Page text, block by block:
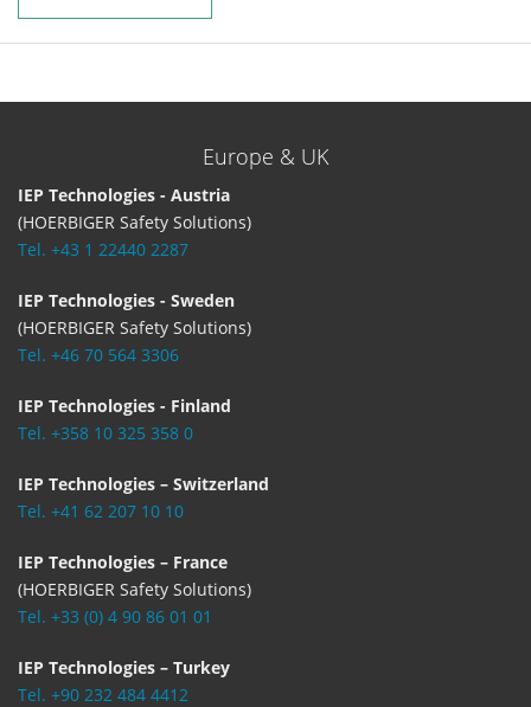
Europe & UK
IEP Technologies - Austria
(HOERBIGER Safety Solutions)
Tel. +43 1 22440 2287
IEP Technologies - Sweden
(HOERBIGER Safety Solutions)
Tel. +46 70 564 3306
IEP Technologies - Finland
Tel. +358 10 325 358 0
IEP Technologies – Switzerland
Tel. +41 62 207 10 10
IEP Technologies – France
(HOERBIGER Safety Solutions)
Tel. +33 (0) 4 90 86 01 01
IEP Technologies – Turkey
Tel. +90 232 484 4412